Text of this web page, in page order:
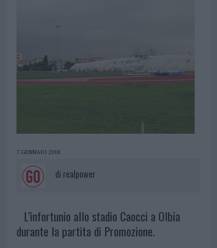
7 GENNAIO 2018
di realpower
L’infortunio allo stadio Caocci a Olbia
durante la partita di Promozione.